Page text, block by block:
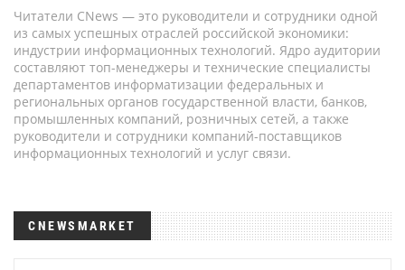
Читатели CNews — это руководители и сотрудники одной
из самых успешных отраслей российской экономики:
индустрии информационных технологий. Ядро аудитории
составляют топ-менеджеры и технические специалисты
департаментов информатизации федеральных и
региональных органов государственной власти, банков,
промышленных компаний, розничных сетей, а также
руководители и сотрудники компаний-поставщиков
информационных технологий и услуг связи.
CNEWSMARKET